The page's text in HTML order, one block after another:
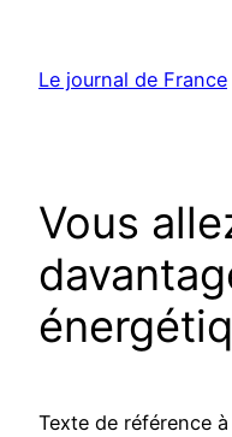
contenu
Le journal de France
Vous
Texte de référence